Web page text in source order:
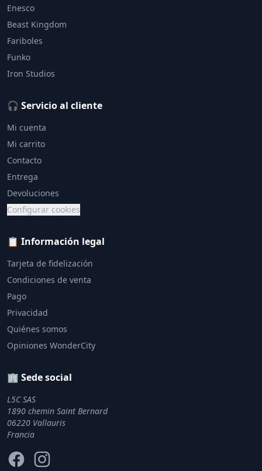
Enesco
Beast Kingdom
Fariboles
Funko
Iron Studios
🎧 Servicio al cliente
Mi cuenta
Mi carrito
Contacto
Entrega
Devoluciones
Configurar cookies
📋 Información legal
Tarjeta de fidelización
Condiciones de venta
Pago
Privacidad
Quiénes somos
Opiniones WonderCity
🏢 Sede social
L5C SAS
1890 chemin Saint Bernard
06220 Vallauris
Francia
FacebookInstagram